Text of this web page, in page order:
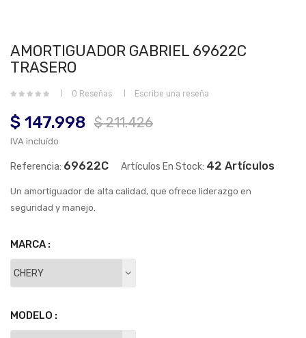
AMORTIGUADOR GABRIEL 69622C
TRASERO
0 Reseñas Escribe una reseña
$ 147.998 $ 211.426
IVA incluído
Referencia: 69622C Artículos En Stock: 42 Artículos
Un amortiguador de alta calidad, que ofrece liderazgo en
seguridad y manejo.
MARCA :
MODELO :